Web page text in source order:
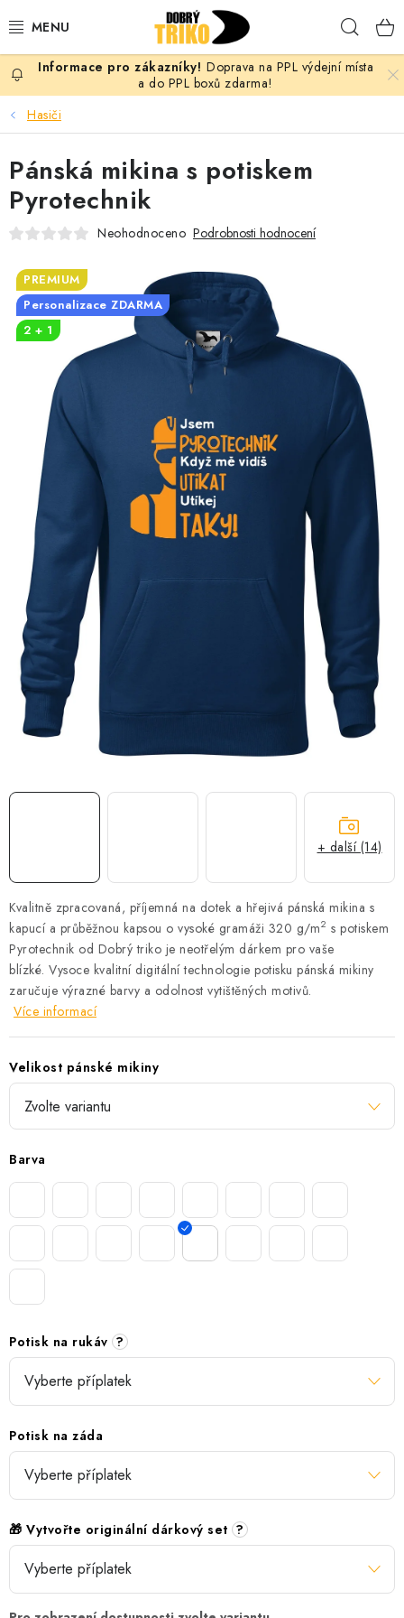
na
PRO ŽENY
PRO MUŽE
PRO DĚTI
DOPLŇKY
PRO PÁRY
VLASTNÍ MOTIV
MIKINY
OKAMŽITĚ K ODBĚRU
B2B
MÁM SRDCE POMÁHÁM
VÁNOCE
PROVIZNÍ SYSTÉM
O nás Časté otázky
Obchodní podmínky
Zásady zpracování ochrany osobních údajů
Napište nám
Doprava na PPL výdejní místa
a do PPL boxů zdarma!
Hasiči
Kvalitně zpracovaná, příjemná na dotek a hřejivá pánská mikina s
kapucí a průběžnou kapsou o vysoké gramáži 320 g/m2 s potiskem
Pyrotechnik od Dobrý triko je neotřelým dárkem pro vaše
blízké. Vysoce kvalitní digitální technologie potisku pánská mikiny
zaručuje výrazné barvy a odolnost vytištěných motivů.
Více informací
Velikost pánské mikiny
Barva
Potisk na rukáv ?
Potisk na záda
🎁 Vytvořte originální dárkový set ?
Pánská mikina s potiskem
Pyrotechnik
Neohodnoceno Podrobnosti hodnocení
PREMIUM
Personalizace ZDARMA
2 + 1
+ další (14)